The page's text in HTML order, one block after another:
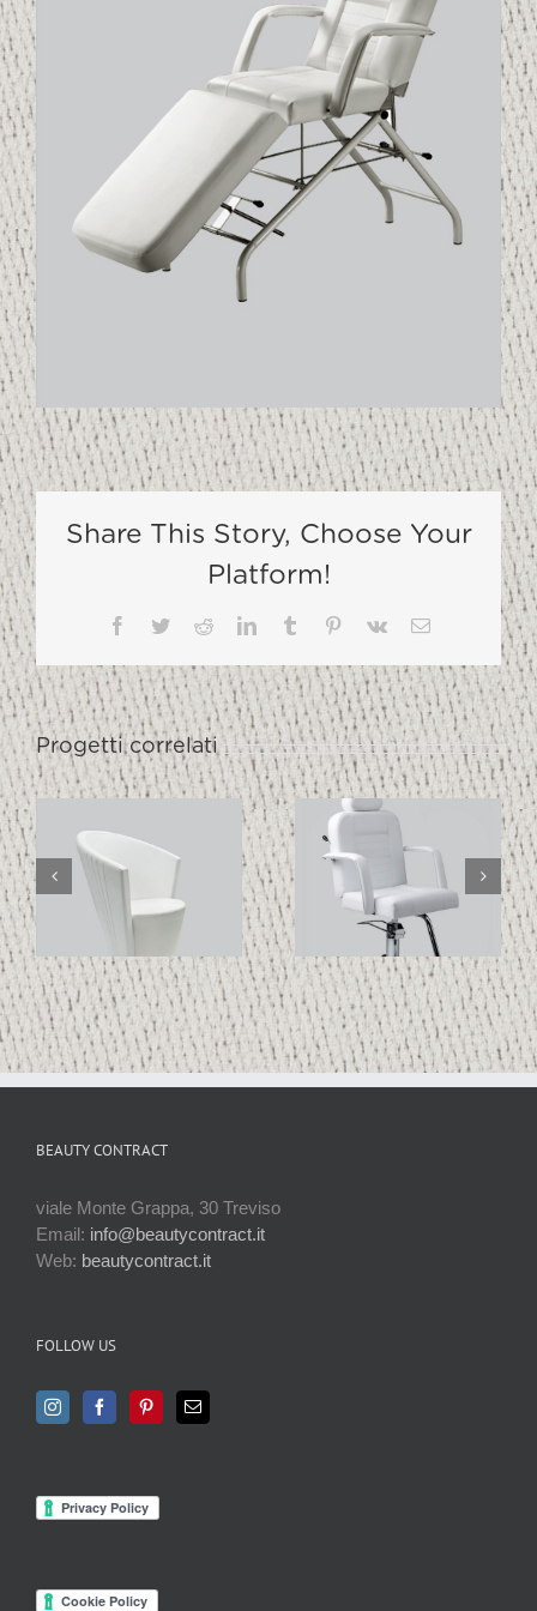
Share This Story, Choose Your
Platform!
Facebook
TwitterRedditLinkedInTumblr Pinterest
Vk Email
Progetti correlati
MAKE UP ERGO
BEAUTY CONTRACT
viale Monte Grappa, 30 Treviso
Email: info@beautycontract.it
Web: beautycontract.it
FOLLOW US